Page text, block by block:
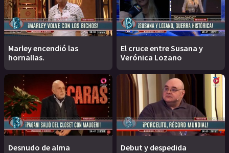
Marley encendió las
hornallas.
El cruce entre Susana y
Verónica Lozano
Desnudo de alma Debut y despedida